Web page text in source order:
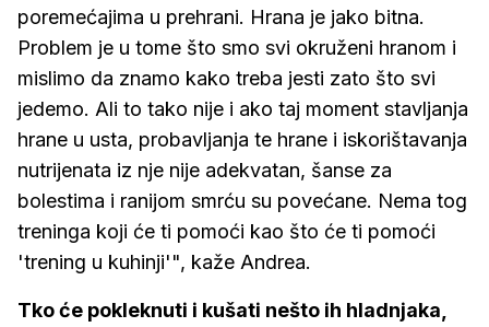
poremećajima u prehrani. Hrana je jako bitna.
Problem je u tome što smo svi okruženi hranom i
mislimo da znamo kako treba jesti zato što svi
jedemo. Ali to tako nije i ako taj moment stavljanja
hrane u usta, probavljanja te hrane i iskorištavanja
nutrijenata iz nje nije adekvatan, šanse za
bolestima i ranijom smrću su povećane. Nema tog
treninga koji će ti pomoći kao što će ti pomoći
'trening u kuhinji'", kaže Andrea.
Tko će pokleknuti i kušati nešto ih hladnjaka,